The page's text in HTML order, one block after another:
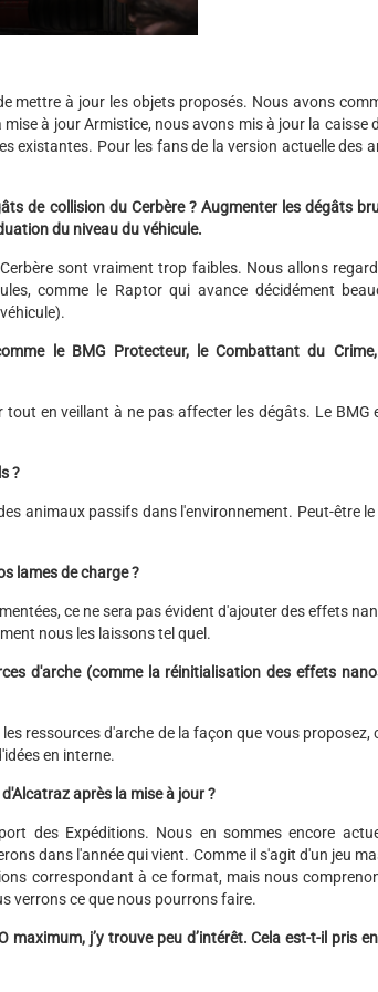
mettre à jour les objets proposés. Nous avons
à jour Armistice, nous avons mis à jour la caisse
existantes. Pour les fans de la version actuelle des
de collision du Cerbère ? Augmenter les dégâts
du niveau du véhicule.
sont vraiment trop faibles. Nous allons
comme le Raptor qui avance décidément
le BMG Protecteur, le Combattant du
en veillant à ne pas affecter les dégâts. Le BMG
?
animaux passifs dans l'environnement. Peut-être
lames de charge ?
ce ne sera pas évident d'ajouter des effets
nous les laissons tel quel.
d'arche (comme la réinitialisation des effets
ressources d'arche de la façon que vous proposez,
en interne.
après la mise à jour ?
des Expéditions. Nous en sommes encore
dans l'année qui vient. Comme il s'agit d'un jeu
correspondant à ce format, mais nous
verrons ce que nous pourrons faire.
maximum, j’y trouve peu d’intérêt. Cela est-t-il pris